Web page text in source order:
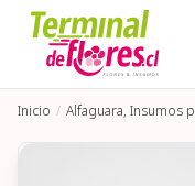
Inicio Alfaguara, Insumos